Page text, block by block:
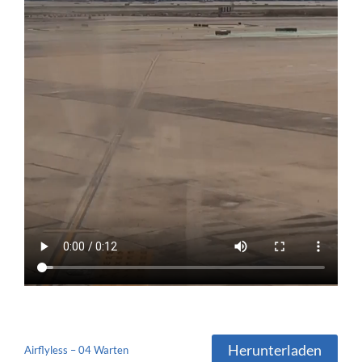
Airflyless – 04 Warten Herunterladen